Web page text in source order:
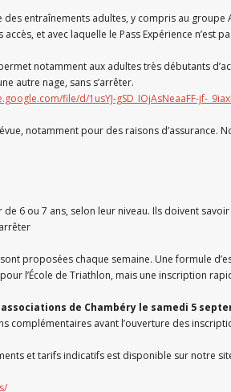
des entraînements adultes, y compris au groupe
et avec laquelle le Pass Expérience n’est
notamment aux adultes très débutants
autre nage, sans s’arrêter.
file/d/1usYJ-gSD_IOjAsNeaaFF-jf-
notamment pour des raisons
6 ou 7 ans, selon leur niveau. Ils doivent savoir
proposées chaque semaine. Une formule
pour l’École de Triathlon, mais une inscription
de Chambéry le samedi 5
complémentaires avant l’ouverture des
et tarifs indicatifs est disponible sur notre